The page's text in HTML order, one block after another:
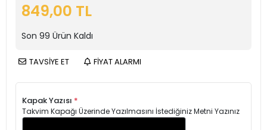
849,00 TL
Son 99 Ürün Kaldı
TAVSİYE ET FİYAT ALARMI
Kapak Yazısı *
Takvim Kapağı Üzerinde Yazılmasını İstediğiniz Metni Yazınız